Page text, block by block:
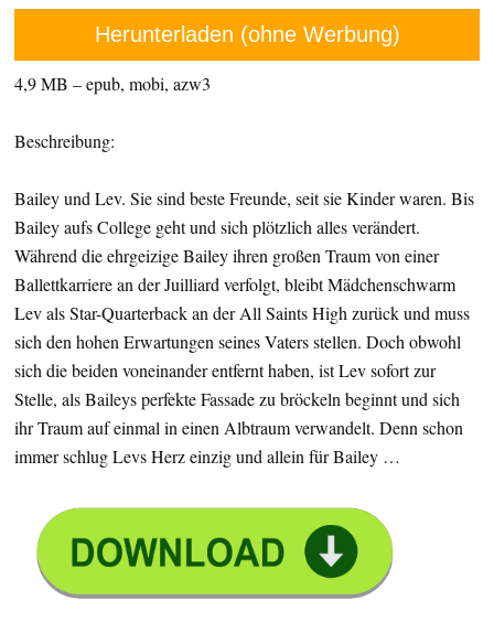
Herunterladen (ohne Werbung)
4,9 MB – epub, mobi, azw3
Beschreibung:
Bailey und Lev. Sie sind beste Freunde, seit sie Kinder waren. Bis
Bailey aufs College geht und sich plötzlich alles verändert.
Während die ehrgeizige Bailey ihren großen Traum von einer
Ballettkarriere an der Juilliard verfolgt, bleibt Mädchenschwarm
Lev als Star-Quarterback an der All Saints High zurück und muss
sich den hohen Erwartungen seines Vaters stellen. Doch obwohl
sich die beiden voneinander entfernt haben, ist Lev sofort zur
Stelle, als Baileys perfekte Fassade zu bröckeln beginnt und sich
ihr Traum auf einmal in einen Albtraum verwandelt. Denn schon
immer schlug Levs Herz einzig und allein für Bailey …